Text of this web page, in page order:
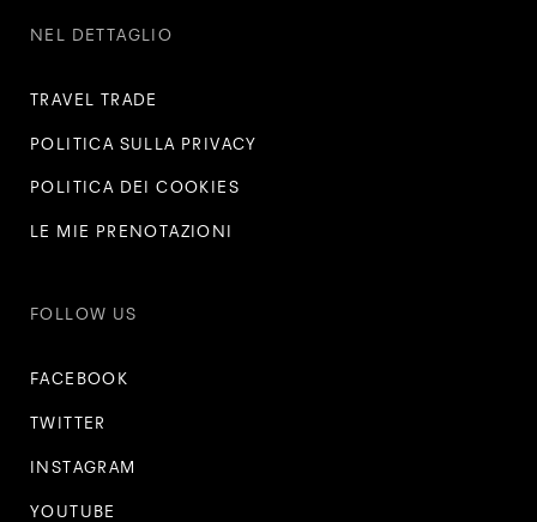
NEL DETTAGLIO
TRAVEL TRADE
POLITICA SULLA PRIVACY
POLITICA DEI COOKIES
LE MIE PRENOTAZIONI
FOLLOW US
FACEBOOK
TWITTER
INSTAGRAM
YOUTUBE